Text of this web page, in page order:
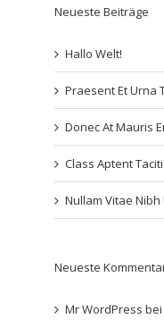
Neueste Beiträge
Hallo Welt!
Praesent Et Urna
Donec At Mauris
Class Aptent
Nullam Vitae
Neueste
Mr WordPress bei